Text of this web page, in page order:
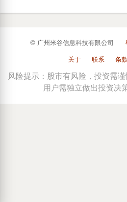
© 广州米谷信息科技有限公司
关于 联系 条款
风险提示：股市有风险，投资需
用户需独立做出投资决